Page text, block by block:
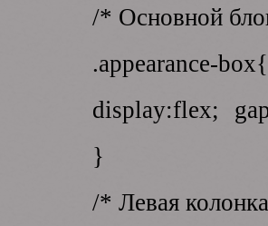
/* Основной
.appearance-
display:flex;
}
/* Левая